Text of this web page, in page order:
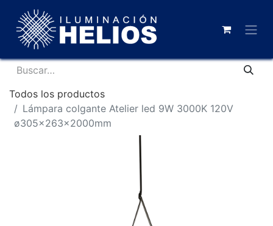
Todos los productos
Lámpara colgante Atelier led 9W 3000K 120V
ø305x263x2000mm